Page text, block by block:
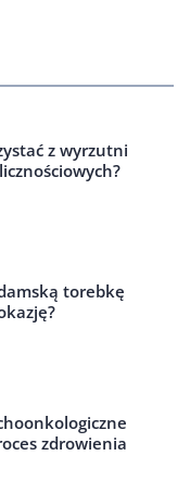
z wyrzutni
torebkę
zdrowienia